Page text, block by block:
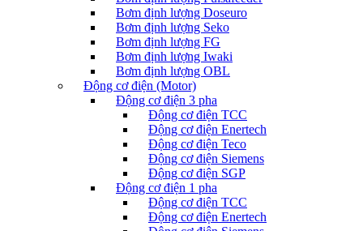
Bơm định lượng Doseuro
Bơm định lượng Seko
Bơm định lượng FG
Bơm định lượng Iwaki
Bơm định lượng OBL
Động cơ điện (Motor)
Động cơ điện 3 pha
Động cơ điện TCC
Động cơ điện Enertech
Động cơ điện Teco
Động cơ điện Siemens
Động cơ điện SGP
Động cơ điện 1 pha
Động cơ điện TCC
Động cơ điện Enertech